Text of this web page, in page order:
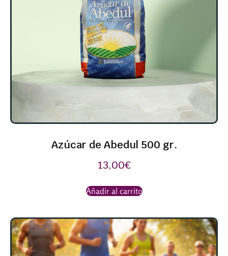
Azúcar de Abedul 500 gr.
13,00€
Añadir al carrito